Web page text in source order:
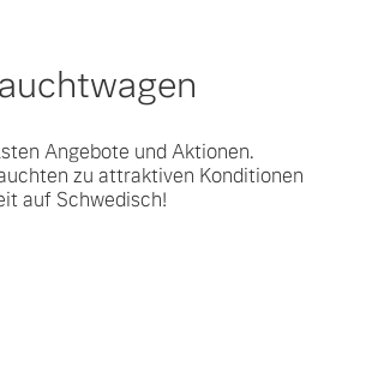
Angebote und Aktionen.
zu attraktiven Konditionen
auf Schwedisch!